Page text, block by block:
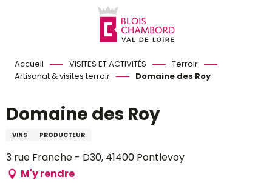
Accueil VISITES ET ACTIVITÉS
Terroir
Artisanat & visites terroir
Domaine des Roy
Domaine des Roy
VINS PRODUCTEUR
3 rue Franche - D30, 41400 Pontlevoy
M'y rendre